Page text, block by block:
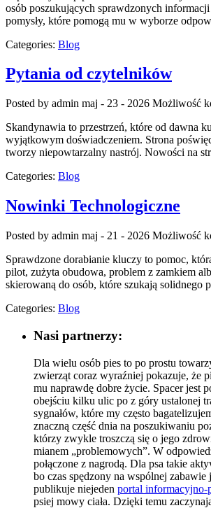
osób poszukujących sprawdzonych
pomysły, które pomogą mu w wyborze
Categories: Blog
Pytania od czytelników
Posted by admin maj - 23 - 2026 Możliwość
Skandynawia to przestrzeń, które od dawna
wyjątkowym doświadczeniem. Strona
tworzy niepowtarzalny nastrój. Nowości na
Categories: Blog
Nowinki Technologiczne
Posted by admin maj - 21 - 2026 Możliwość
Sprawdzone dorabianie kluczy to pomoc,
pilot, zużyta obudowa, problem z zamkiem
skierowaną do osób, które szukają
Categories: Blog
Nasi partnerzy:
Dla wielu osób pies to po prostu
zwierząt coraz wyraźniej pokazuje, że
mu naprawdę dobre życie. Spacer jest
obejściu kilku ulic po z góry ustalonej
sygnałów, które my często
znaczną część dnia na poszukiwaniu
którzy zwykle troszczą się o jego
mianem „problemowych”. W
połączone z nagrodą. Dla psa takie
bo czas spędzony na wspólnej
publikuje niejeden portal
psiej mowy ciała. Dzięki temu